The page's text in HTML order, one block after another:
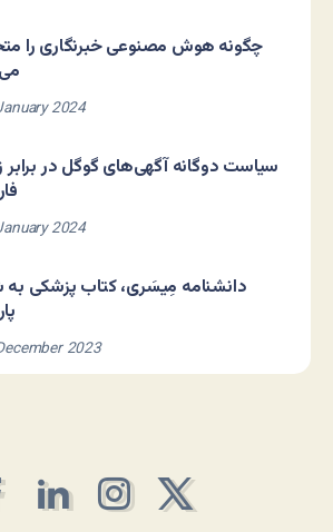
چگونه هوش مصنوعی خبرنگاری را
2024
سیاست دوگانه آگهی‌های گوگل در برابر
2024
دانشنامه مِیسَری، کتاب پزشکی
2023